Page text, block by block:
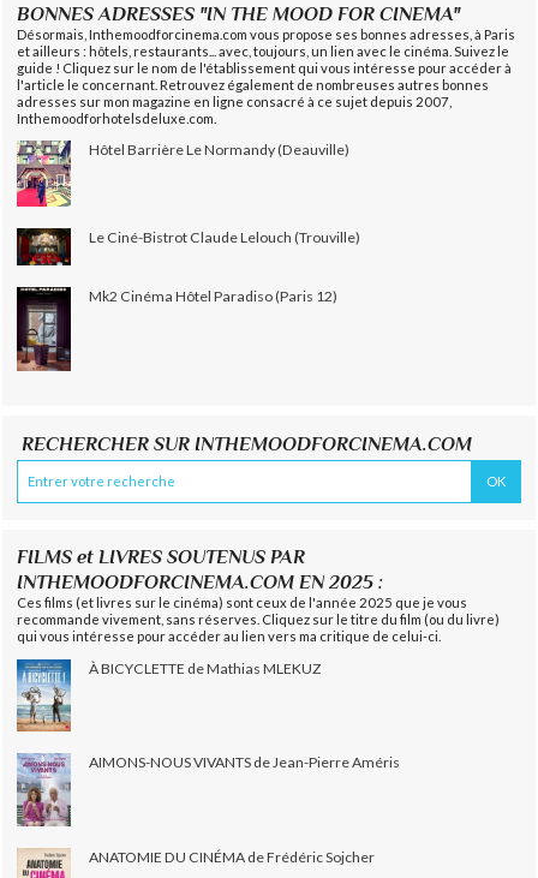
BONNES ADRESSES "IN THE MOOD FOR CINEMA"
Désormais, Inthemoodforcinema.com vous propose ses bonnes adresses, à Paris
et ailleurs : hôtels, restaurants... avec, toujours, un lien avec le cinéma. Suivez le
guide ! Cliquez sur le nom de l'établissement qui vous intéresse pour accéder à
l'article le concernant. Retrouvez également de nombreuses autres bonnes
adresses sur mon magazine en ligne consacré à ce sujet depuis 2007,
Inthemoodforhotelsdeluxe.com.
Hôtel Barrière Le Normandy (Deauville)
Le Ciné-Bistrot Claude Lelouch (Trouville)
Mk2 Cinéma Hôtel Paradiso (Paris 12)
RECHERCHER SUR INTHEMOODFORCINEMA.COM
FILMS et LIVRES SOUTENUS PAR
INTHEMOODFORCINEMA.COM EN 2025 :
Ces films (et livres sur le cinéma) sont ceux de l'année 2025 que je vous
recommande vivement, sans réserves. Cliquez sur le titre du film (ou du livre)
qui vous intéresse pour accéder au lien vers ma critique de celui-ci.
À BICYCLETTE de Mathias MLEKUZ
AIMONS-NOUS VIVANTS de Jean-Pierre Améris
ANATOMIE DU CINÉMA de Frédéric Sojcher